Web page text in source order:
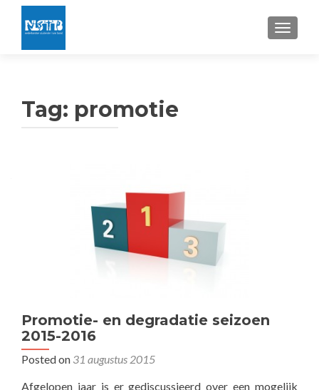
Tag: promotie
Promotie- en degradatie seizoen
2015-2016
Posted on 31 augustus 2015
Afgelopen jaar is er gediscussieerd over een mogelijk